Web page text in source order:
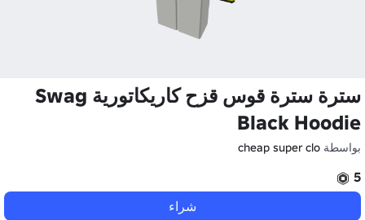
سترة سترة قوس قزح كاريكاتورية Swag
Black Hoodie
بواسطة cheap super clo
5
شراء